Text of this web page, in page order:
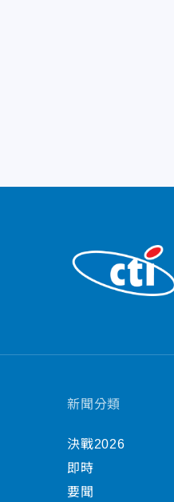
新聞分類
決戰2026
即時
要聞